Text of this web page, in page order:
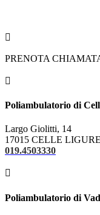

PRENOTA

Poliambulatorio di
Largo Giolitti, 14
17015 CELLE
019.4503330

Poliambulatorio di